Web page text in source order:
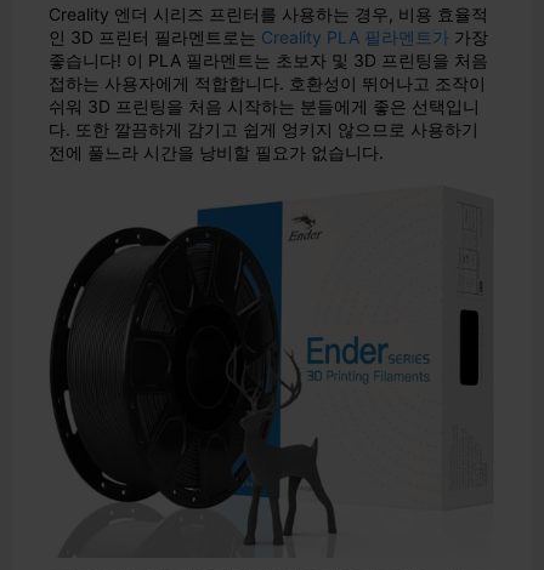
Creality 엔더 시리즈 프린터를 사용하는 경우, 비용 효율적
인 3D 프린터 필라멘트로는 Creality PLA 필라멘트가 가장
좋습니다! 이 PLA 필라멘트는 초보자 및 3D 프린팅을 처음
접하는 사용자에게 적합합니다. 호환성이 뛰어나고 조작이
쉬워 3D 프린팅을 처음 시작하는 분들에게 좋은 선택입니
다. 또한 깔끔하게 감기고 쉽게 엉키지 않으므로 사용하기
전에 풀느라 시간을 낭비할 필요가 없습니다.